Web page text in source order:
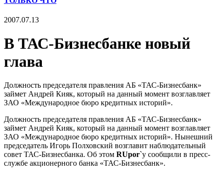
2007.07.13
В ТАС-Бизнесбанке новый
глава
Должность председателя правления АБ «ТАС-Бизнесбанк»
займет Андрей Кияк, который на данный момент возглавляет
ЗАО «Международное бюро кредитных историй».
Должность председателя правления АБ «ТАС-Бизнесбанк»
займет Андрей Кияк, который на данный момент возглавляет
ЗАО «Международное бюро кредитных историй». Нынешний
председатель Игорь Полховский возглавит наблюдательный
совет ТАС-Бизнесбанка. Об этом RUpor`у сообщили в пресс-
службе акционерного банка «ТАС-Бизнесбанк».